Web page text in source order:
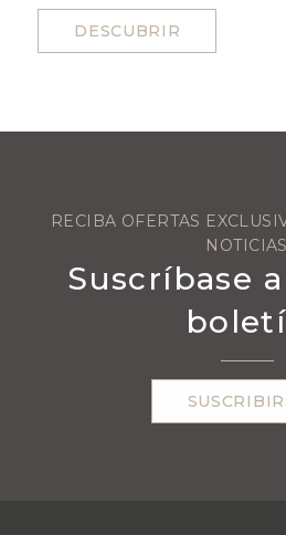
DESCUBRIR
RECIBA OFERTAS
NOTICIAS
Suscríbase